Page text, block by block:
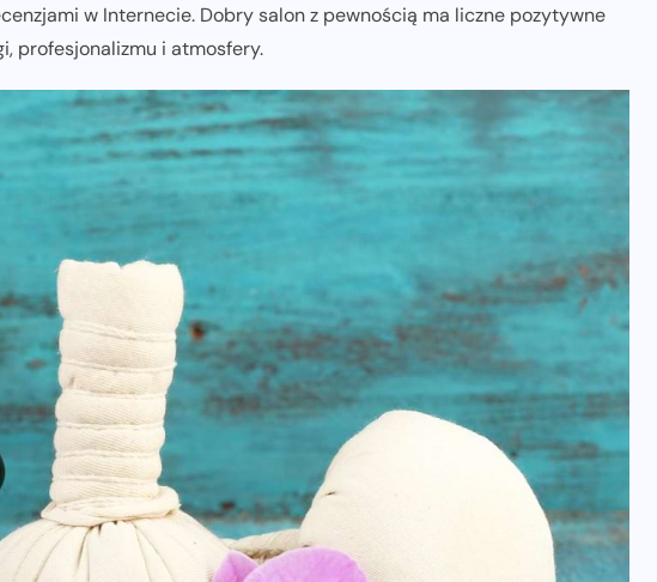
w Internecie. Dobry salon z pewnością ma liczne pozytywne
profesjonalizmu i atmosfery.